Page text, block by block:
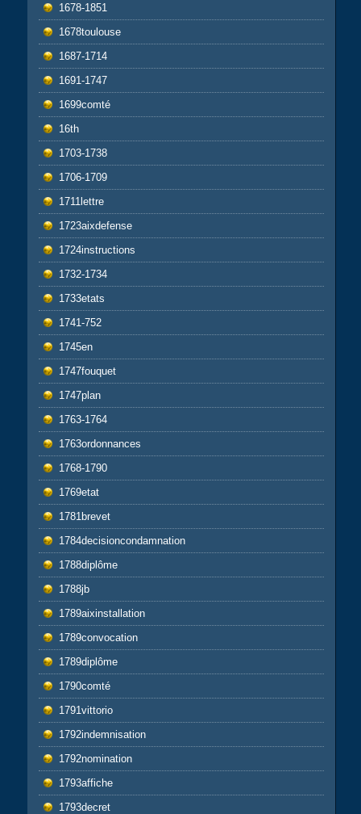
1678-1851
1678toulouse
1687-1714
1691-1747
1699comté
16th
1703-1738
1706-1709
1711lettre
1723aixdefense
1724instructions
1732-1734
1733etats
1741-752
1745en
1747fouquet
1747plan
1763-1764
1763ordonnances
1768-1790
1769etat
1781brevet
1784decisioncondamnation
1788diplôme
1788jb
1789aixinstallation
1789convocation
1789diplôme
1790comté
1791vittorio
1792indemnisation
1792nomination
1793affiche
1793decret